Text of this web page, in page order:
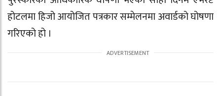
होटलमा हिजो आयोजित पत्रकार सम्मेलनमा अवार्डको घोषणा
गरिएको हो ।